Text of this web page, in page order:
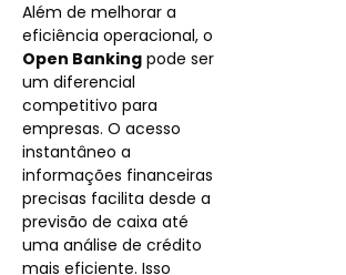
Além de melhorar a
eficiência operacional, o
Open Banking pode ser
um diferencial
competitivo para
empresas. O acesso
instantâneo a
informações financeiras
precisas facilita desde a
previsão de caixa até
uma análise de crédito
mais eficiente. Isso